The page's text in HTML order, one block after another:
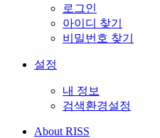
로그인
아이디 찾기
비밀번호 찾기
설정
내 정보
검색환경설정
About RISS